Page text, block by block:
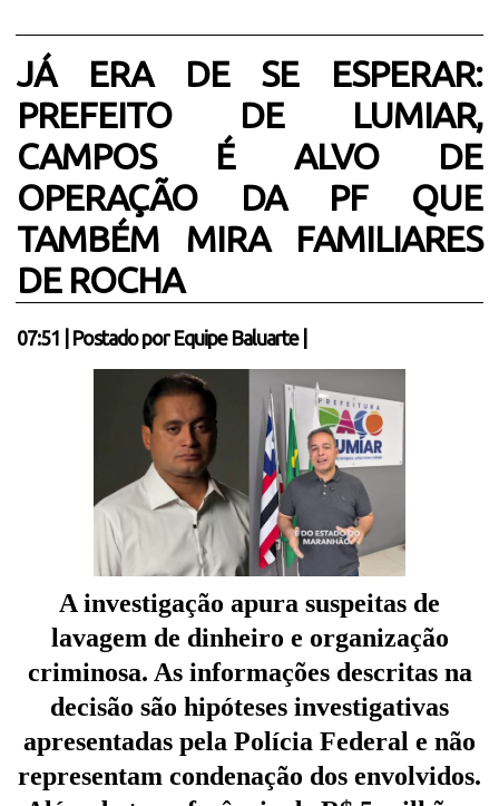
JÁ ERA DE SE ESPERAR:
PREFEITO DE LUMIAR,
CAMPOS É ALVO DE
OPERAÇÃO DA PF QUE
TAMBÉM MIRA FAMILIARES
DE ROCHA
07:51 Postado por Equipe Baluarte
A investigação apura suspeitas de
lavagem de dinheiro e organização
criminosa. As informações descritas na
decisão são hipóteses investigativas
apresentadas pela Polícia Federal e não
representam condenação dos envolvidos.